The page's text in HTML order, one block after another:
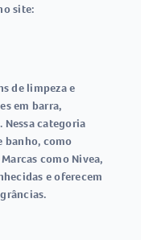
site:
de limpeza e
em barra,
categoria
banho, como
como Nivea,
e oferecem